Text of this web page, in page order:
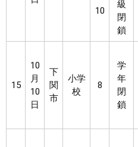
10
級
閉
鎖
15
10
月
10
日
下
関
市
小学
校
8
学
年
閉
鎖